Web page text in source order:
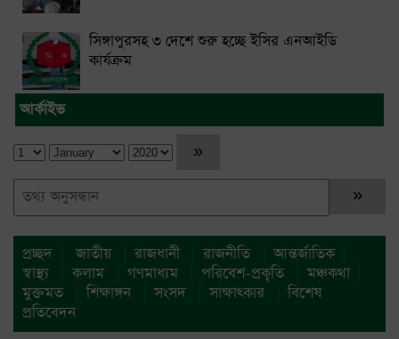
সিঙ্গাপুরসহ ৩ দেশে শুরু হচ্ছে ইসির এনআইডি
কার্যক্রম
আর্কাইভ
প্রচ্ছদ জাতীয় রাজধানী রাজনীতি
আন্তর্জাতিক
স্বাস্থ্য
কলাম গণমাধ্যম পরিবেশ-প্রকৃতি
মঞ্চকথা
মুক্তমত
শিক্ষাঙ্গন সংসদ সাক্ষাৎকার
বিশেষ
প্রতিবেদন